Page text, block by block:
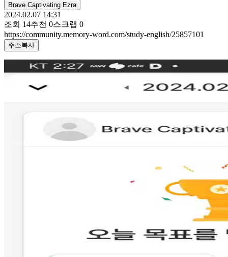
Brave Captivating Ezra
2024.02.07 14:31
조회 14추천 0스크랩 0
https://community.memory-word.com/study-english/25857101
주소복사